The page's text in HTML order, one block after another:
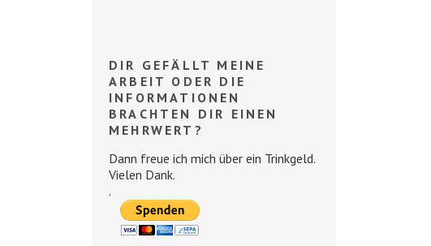
DIR GEFÄLLT MEINE
ARBEIT ODER DIE
INFORMATIONEN
BRACHTEN DIR EINEN
MEHRWERT?
Dann freue ich mich über ein Trinkgeld.
Vielen Dank.
.